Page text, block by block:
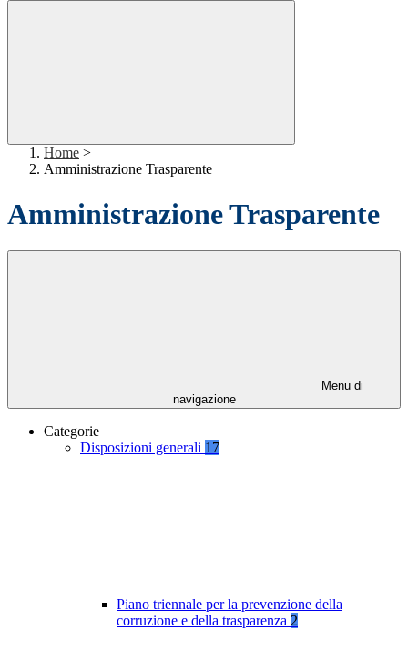
Home >
Amministrazione Trasparente
Amministrazione Trasparente
Menu di
navigazione
Categorie
Disposizioni generali 17
Piano triennale per la prevenzione della
corruzione e della trasparenza 2